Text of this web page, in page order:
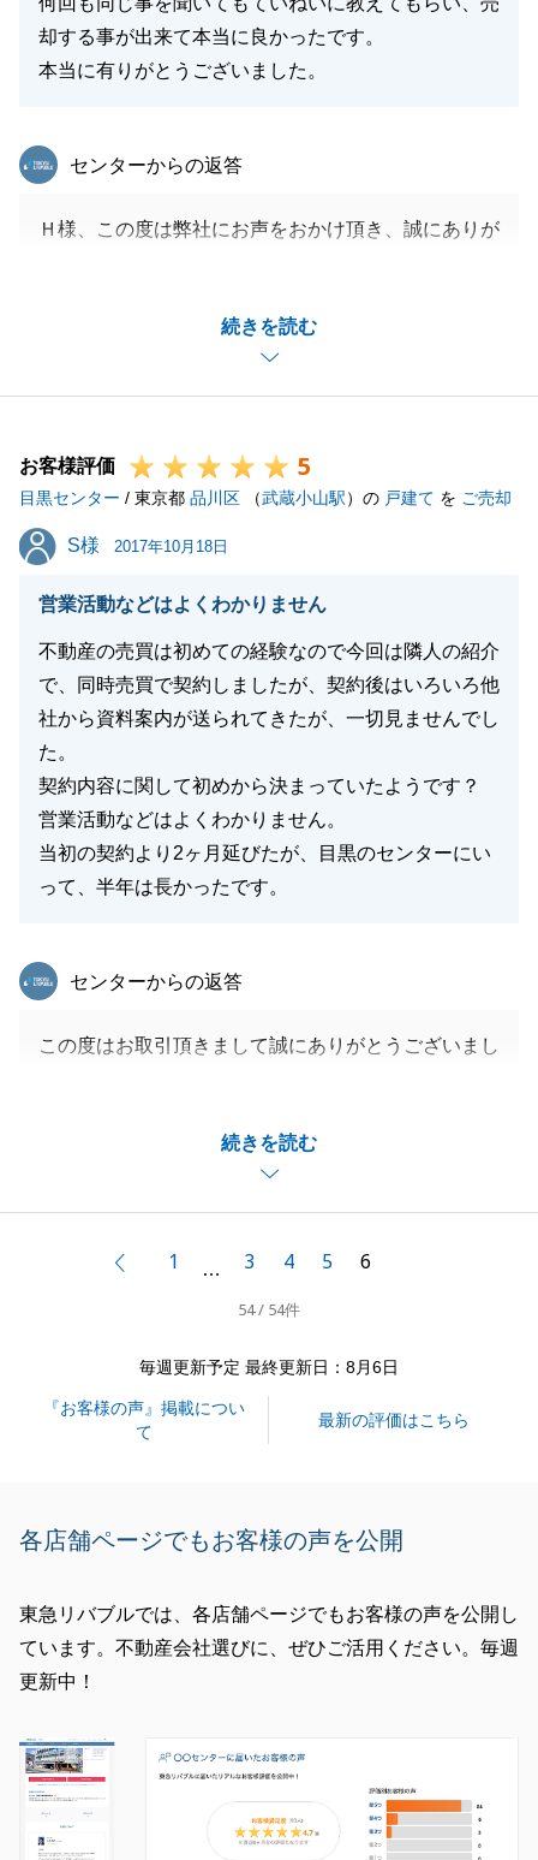
却する事が出来て本当に良かったです。
本当に有りがとうございました。
続きを読む
東急リバブル
センターからの返答
Ｈ様、この度は弊社にお声をおかけ頂き、誠にありが
販売当初は、具体的なお話しもなく心配をおかけいた
偶然かもしれませんが、看板を出したことが好機にな
契約後は、滞りなくスムーズに手続きを終える事がで
き、安心しております。
今後とも、何かございましたら、気兼ねなくお申し付
けください。
お客様評価 5
目黒センター / 東京都 品川区 （武蔵小山駅）の 戸建て を ご売却
S様
S様 2017年10月18日
営業活動などはよくわかりません
不動産の売買は初めての経験なので今回は隣人の紹介
で、同時売買で契約しましたが、契約後はいろいろ他
社から資料案内が送られてきたが、一切見ませんでし
た。
契約内容に関して初めから決まっていたようです？
営業活動などはよくわかりません。
当初の契約より2ヶ月延びたが、目黒のセンターにい
って、半年は長かったです。
続きを読む
東急リバブル
センターからの返答
この度はお取引頂きまして誠にありがとうございまし
ご指摘頂きました点を改善し、よりお客様に満足頂け
心よりご納得頂けるよう尽力致します。
お知り合いのご紹介での特典もご用意させて頂いてお
りますので宜しくお願い致します。
前へ1 … 3 4 5 6
54 / 54件
毎週更新予定 最終更新日：8月6日
『お客様の声』掲載につい
て
最新の評価はこちら
各店舗ページでもお客様の声を公開
東急リバブルでは、各店舗ページでもお客様の声を公開し
ています。不動産会社選びに、ぜひご活用ください。毎週
更新中！